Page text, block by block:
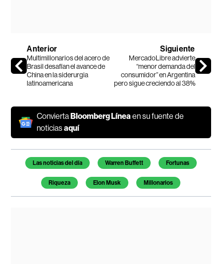
Anterior
Multimillonarios del acero de
Brasil desafían el avance de
China en la siderurgia
latinoamericana
Siguiente
MercadoLibre advierte
“menor demanda del
consumidor” en Argentina
pero sigue creciendo al 38%
ConviertaBloomberg Líneaen su fuente de
noticiasaquí
Temas de este artículo
Las noticias del día Warren Buffett Fortunas
Riqueza Elon Musk Millonarios